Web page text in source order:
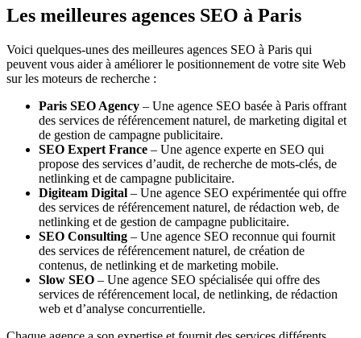
Les meilleures agences SEO à Paris
Voici quelques-unes des meilleures agences SEO à Paris qui
peuvent vous aider à améliorer le positionnement de votre site Web
sur les moteurs de recherche :
Paris SEO Agency – Une agence SEO basée à Paris offrant
des services de référencement naturel, de marketing digital et
de gestion de campagne publicitaire.
SEO Expert France – Une agence experte en SEO qui
propose des services d’audit, de recherche de mots-clés, de
netlinking et de campagne publicitaire.
Digiteam Digital – Une agence SEO expérimentée qui offre
des services de référencement naturel, de rédaction web, de
netlinking et de gestion de campagne publicitaire.
SEO Consulting – Une agence SEO reconnue qui fournit
des services de référencement naturel, de création de
contenus, de netlinking et de marketing mobile.
Slow SEO – Une agence SEO spécialisée qui offre des
services de référencement local, de netlinking, de rédaction
web et d’analyse concurrentielle.